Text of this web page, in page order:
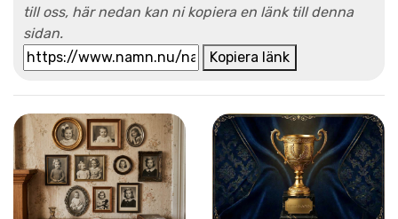
till oss, här nedan kan ni kopiera en länk till denna
sidan.
Kopiera länk